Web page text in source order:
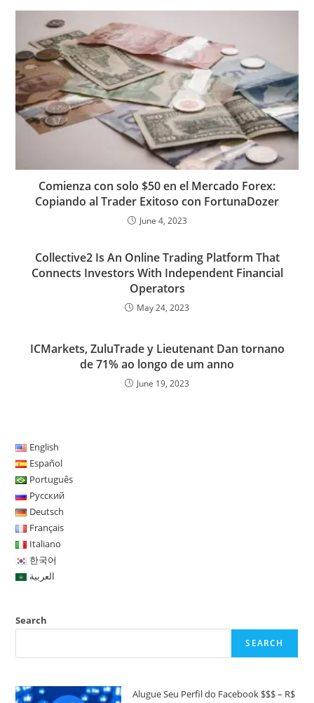
e
b
o
o
k
t
t
e
r
i
l
g
g
e
r
k
e
d
I
n
b
l
r
t
s
A
p
p
d
i
t
d
r
e
s
s
r
Comienza con solo $50 en el Mercado Forex:
Copiando al Trader Exitoso con FortunaDozer
June 4, 2023
Collective2 Is An Online Trading Platform That
Connects Investors With Independent Financial
Operators
May 24, 2023
ICMarkets, ZuluTrade y Lieutenant Dan tornano
de 71% ao longo de um anno
June 19, 2023
English
Español
Português
Русский
Deutsch
Français
Italiano
한국어
العربية
Search
SEARCH
Alugue Seu Perfil do Facebook $$$ – R$